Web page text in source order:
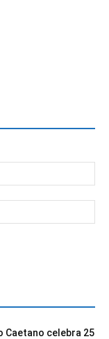
Caetano celebra 25